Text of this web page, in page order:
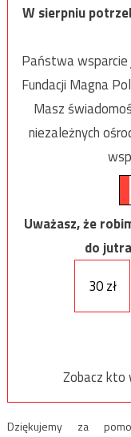
W sierpniu
Państwa wsparcie
Fundacji Magna
Masz
niezależnych
Uważasz, że
do
30 zł
Zobacz kto
Dziękujemy za